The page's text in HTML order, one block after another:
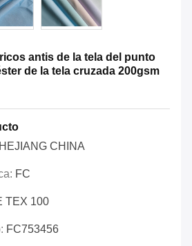
antis de la tela del punto
de la tela cruzada 200gsm
CHINA
FC
TEX 100
FC753456